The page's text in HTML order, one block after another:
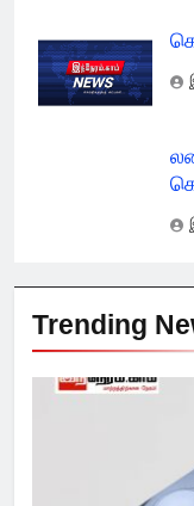
Trending